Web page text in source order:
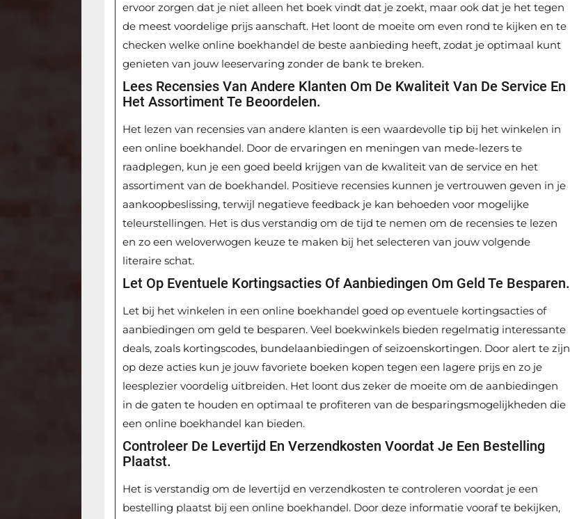
ervoor zorgen dat je niet alleen het boek vindt dat je zoekt, maar ook dat je het tegen
de meest voordelige prijs aanschaft. Het loont de moeite om even rond te kijken en te
checken welke online boekhandel de beste aanbieding heeft, zodat je optimaal kunt
genieten van jouw leeservaring zonder de bank te breken.
Lees Recensies Van Andere Klanten Om De Kwaliteit Van De Service En
Het Assortiment Te Beoordelen.
Het lezen van recensies van andere klanten is een waardevolle tip bij het winkelen in
een online boekhandel. Door de ervaringen en meningen van mede-lezers te
raadplegen, kun je een goed beeld krijgen van de kwaliteit van de service en het
assortiment van de boekhandel. Positieve recensies kunnen je vertrouwen geven in je
aankoopbeslissing, terwijl negatieve feedback je kan behoeden voor mogelijke
teleurstellingen. Het is dus verstandig om de tijd te nemen om de recensies te lezen
en zo een weloverwogen keuze te maken bij het selecteren van jouw volgende
literaire schat.
Let Op Eventuele Kortingsacties Of Aanbiedingen Om Geld Te Besparen.
Let bij het winkelen in een online boekhandel goed op eventuele kortingsacties of
aanbiedingen om geld te besparen. Veel boekwinkels bieden regelmatig interessante
deals, zoals kortingscodes, bundelaanbiedingen of seizoenskortingen. Door alert te zijn
op deze acties kun je jouw favoriete boeken kopen tegen een lagere prijs en zo je
leesplezier voordelig uitbreiden. Het loont dus zeker de moeite om de aanbiedingen
in de gaten te houden en optimaal te profiteren van de besparingsmogelijkheden die
een online boekhandel kan bieden.
Controleer De Levertijd En Verzendkosten Voordat Je Een Bestelling
Plaatst.
Het is verstandig om de levertijd en verzendkosten te controleren voordat je een
bestelling plaatst bij een online boekhandel. Door deze informatie vooraf te bekijken,